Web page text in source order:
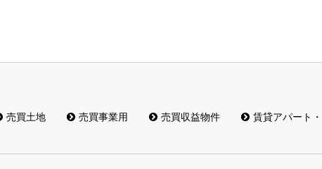
売買土地 売買事業用 売買収益物件
賃貸アパート